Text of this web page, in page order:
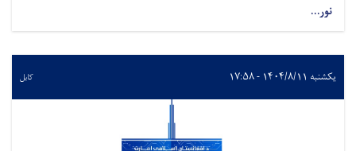
نور...
یکشنبه ۱۴۰۴/۸/۱۱ - ۱۷:۵۸ کابل